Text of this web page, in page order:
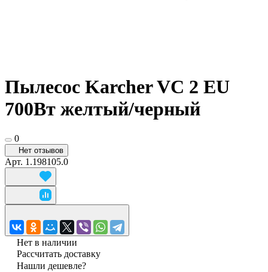
Пылесос Karcher VC 2 EU
700Вт желтый/черный
0
Нет отзывов
Арт. 1.198105.0
Нет в наличии
Рассчитать доставку
Нашли дешевле?